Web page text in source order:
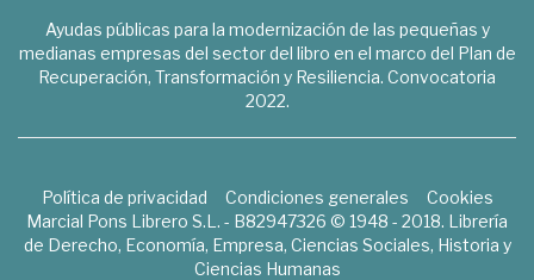
Ayudas públicas para la modernización de las pequeñas y
medianas empresas del sector del libro en el marco del Plan de
Recuperación, Transformación y Resiliencia. Convocatoria
2022.
Política de privacidad Condiciones generales
Cookies
Marcial Pons Librero S.L. - B82947326 © 1948 - 2018. Librería
de Derecho, Economía, Empresa, Ciencias Sociales, Historia y
Ciencias Humanas